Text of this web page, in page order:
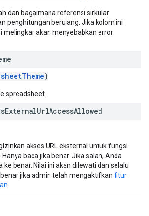
dan bagaimana referensi sirkular
penghitungan berulang. Jika kolom ini
melingkar akan menyebabkan error
)
spreadsheet.
ExternalUrlAccessAllowed
akses URL eksternal untuk fungsi
baca jika benar. Jika salah, Anda
benar. Nilai ini akan dilewati dan selalu
jika admin telah mengaktifkan fitur